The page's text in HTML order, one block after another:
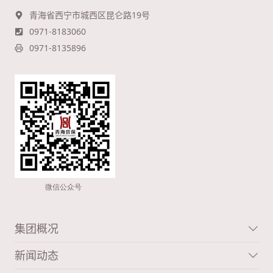
青海省西宁市城西区昆仑路19号
0971-8183060
0971-8135896
集团概况
新闻动态